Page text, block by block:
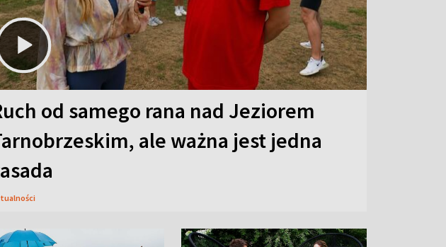
od samego rana nad Jeziorem
ale ważna jest jedna